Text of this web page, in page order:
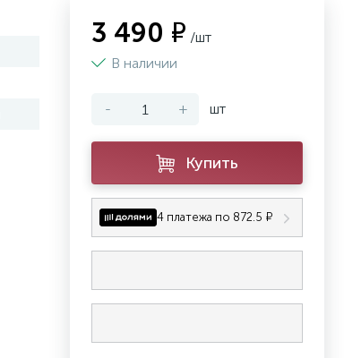
3 490 ₽ /шт
В наличии
- + шт
Купить
4 платежа по 872.5 ₽